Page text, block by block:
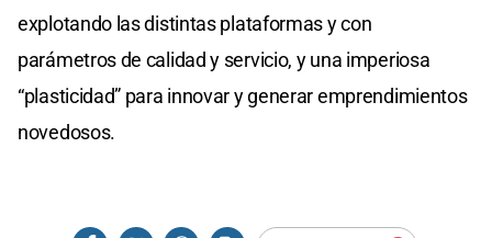
explotando las distintas plataformas y con
parámetros de calidad y servicio, y una imperiosa
“plasticidad” para innovar y generar emprendimientos
novedosos.